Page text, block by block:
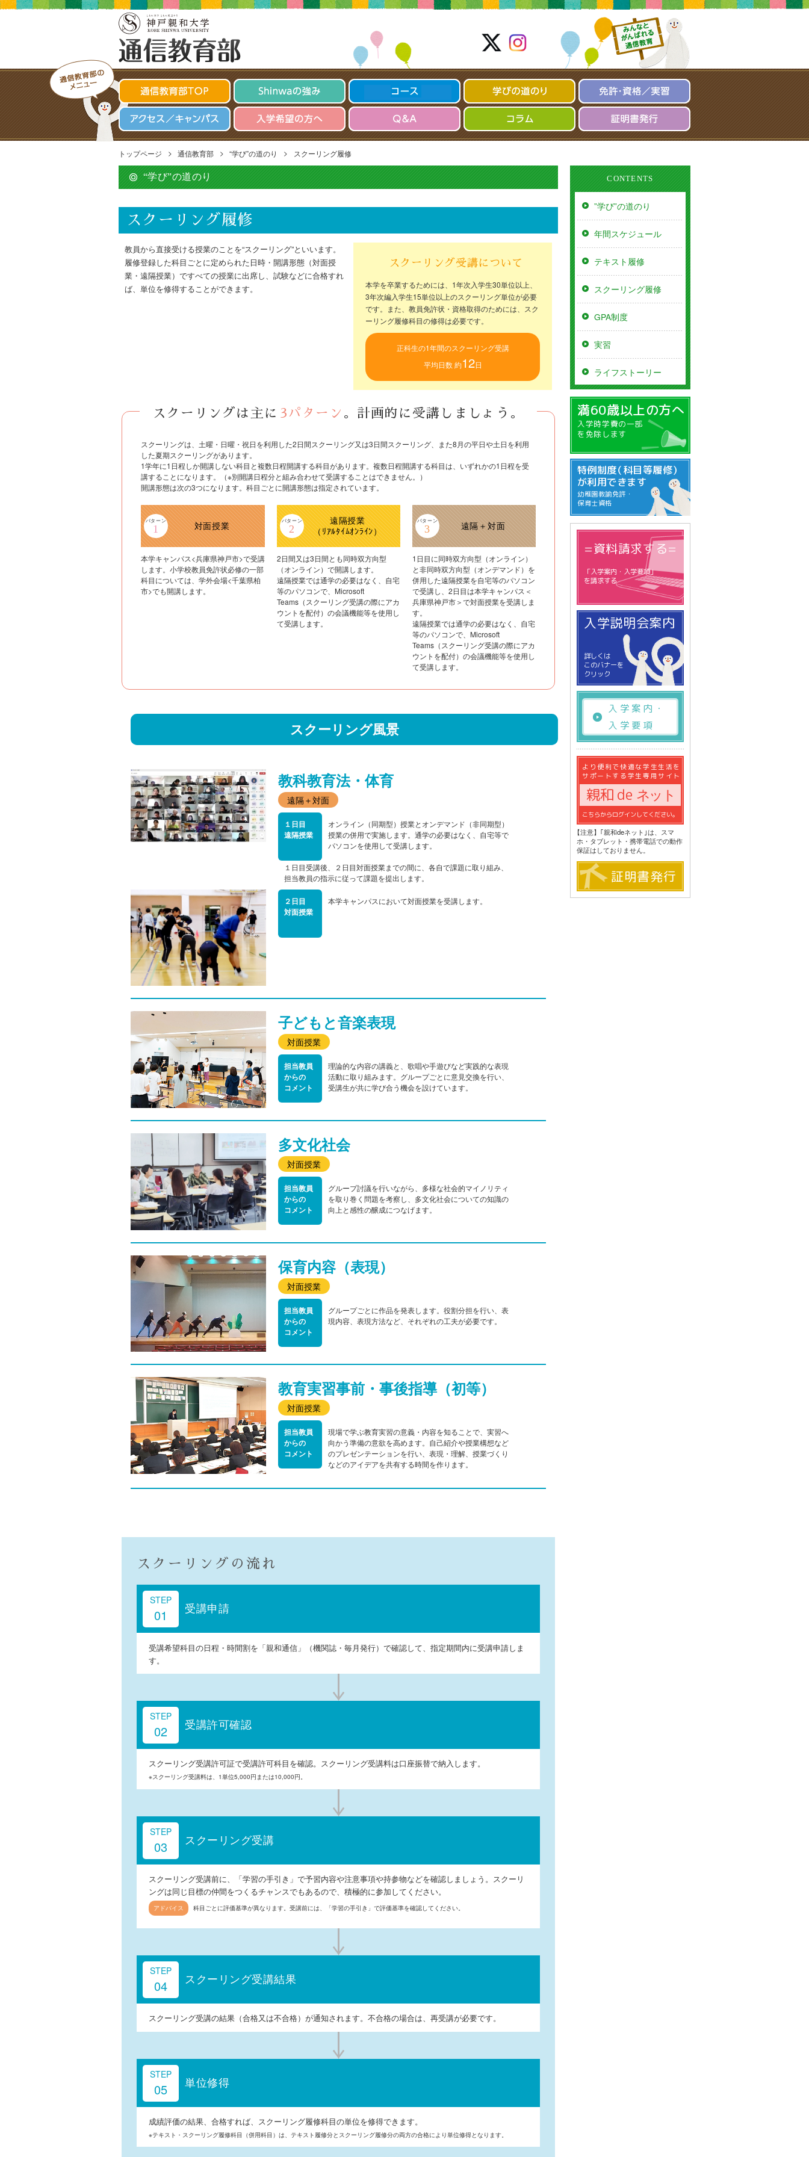
通信教育部 児童教育学科 男女共学
みんなとがんばれる通信教育
通信教育部のメニュー
通
教
部
TOP
Shinwa
強
コ
ス
“学
道
り
免
資
／
実
ア
セ
／
キ
ン
入
希
の
方
Q
A
コ
ム
証
書
トップページ > 通信教育部 > “学び”の道のり > スクーリング履修
“学び”の道のり
スクーリング履修
教員から直接受ける授業のことを“スクーリング”といいます。
履修登録した科目ごとに定められた日時・開講形態（対面授
業・遠隔授業）ですべての授業に出席し、試験などに合格すれ
ば、単位を修得することができます。
スクーリング受講について
本学を卒業するためには、1年次入学生30単位以上、
3年次編入学生15単位以上のスクーリング単位が必要
です。また、教員免許状・資格取得のためには、スク
ーリング履修科目の修得は必要です。
正科生の1年間のスクーリング受講
平均日数 約12日
スクーリングは主に 3パターン 。計画的に受講しましょう。
スクーリングは、土曜・日曜・祝日を利用した2日間スクーリング又は3日間スクーリング、また8月の平日や土日を利用
した夏期スクーリングがあります。
1学年に1日程しか開講しない科目と複数日程開講する科目があります。複数日程開講する科目は、いずれかの1日程を受
講することになります。（※別開講日程分と組み合わせて受講することはできません。）
開講形態は次の3つになります。科目ごとに開講形態は指定されています。
対面授業
本学キャンパス<兵庫県神戸市>で受講
します。小学校教員免許状必修の一部
科目については、学外会場<千葉県柏
市>でも開講します。
遠隔授業
（ﾘｱﾙﾀｲﾑｵﾝﾗｲﾝ）
2日間又は3日間とも同時双方向型
（オンライン）で開講します。
遠隔授業では通学の必要はなく、自宅
等のパソコンで、Microsoft
Teams（スクーリング受講の際にアカ
ウントを配付）の会議機能等を使用し
て受講します。
遠隔＋対面
1日目に同時双方向型（オンライン）
と非同時双方向型（オンデマンド）を
併用した遠隔授業を自宅等のパソコン
で受講し、2日目は本学キャンパス＜
兵庫県神戸市＞で対面授業を受講しま
す。
遠隔授業では通学の必要はなく、自宅
等のパソコンで、Microsoft
Teams（スクーリング受講の際にアカ
ウントを配付）の会議機能等を使用し
て受講します。
スクーリング風景
教科教育法・体育
遠隔＋対面
１日目
遠隔授業
オンライン（同期型）授業とオンデマンド（非同期型）
授業の併用で実施します。通学の必要はなく、自宅等で
パソコンを使用して受講します。
１日目受講後、２日目対面授業までの間に、各自で課題に取り組み、
担当教員の指示に従って課題を提出します。
２日目
対面授業
本学キャンパスにおいて対面授業を受講します。
子どもと音楽表現
対面授業
担当教員
からの
コメント
理論的な内容の講義と、歌唱や手遊びなど実践的な表現
活動に取り組みます。グループごとに意見交換を行い、
受講生が共に学び合う機会を設けています。
多文化社会
対面授業
担当教員
からの
コメント
グループ討議を行いながら、多様な社会的マイノリティ
を取り巻く問題を考察し、多文化社会についての知識の
向上と感性の醸成につなげます。
保育内容（表現）
対面授業
担当教員
からの
コメント
グループごとに作品を発表します。役割分担を行い、表
現内容、表現方法など、それぞれの工夫が必要です。
教育実習事前・事後指導（初等）
対面授業
担当教員
からの
コメント
現場で学ぶ教育実習の意義・内容を知ることで、実習へ
向かう準備の意欲を高めます。自己紹介や授業構想など
のプレゼンテーションを行い、表現・理解、授業づくり
などのアイデアを共有する時間を作ります。
スクーリングの流れ
STEP
01 受講申請
受講希望科目の日程・時間割を「親和通信」（機関誌・毎月発行）で確認して、指定期間内に受講申請しま
す。
STEP
02 受講許可確認
スクーリング受講許可証で受講許可科目を確認。スクーリング受講料は口座振替で納入します。
※スクーリング受講料は、1単位5,000円または10,000円。
STEP
03 スクーリング受講
スクーリング受講前に、「学習の手引き」で予習内容や注意事項や持参物などを確認しましょう。スクーリ
ングは同じ目標の仲間をつくるチャンスでもあるので、積極的に参加してください。
科目ごとに評価基準が異なります。受講前には、「学習の手引き」で評価基準を確認してください。
STEP
04 スクーリング受講結果
スクーリング受講の結果（合格又は不合格）が通知されます。不合格の場合は、再受講が必要です。
STEP
05 単位修得
成績評価の結果、合格すれば、スクーリング履修科目の単位を修得できます。
※テキスト・スクーリング履修科目（併用科目）は、テキスト履修分とスクーリング履修分の両方の合格により単位修得となります。
CONTENTS
”学び”の道のり
年間スケジュール
テキスト履修
スクーリング履修
GPA制度
実習
ライフストーリー
満60歳以上の方へ
入学時学費の一部
を免除します
特例制度（科目等履修）
が利用できます
幼稚園教諭免許・
保育士資格
=資料請求する=
「入学案内・入学要項」
を請求する
入学説明会案内
詳しくは
このバナーを
クリック
入学案内・
入学要項
より便利で快適な学生生活を
サポートする学生専用サイト
親和 de ネット
こちらからログインしてください。
【注意】｢親和deネット｣は、スマ
ホ・タブレット・携帯電話での動作
保証はしておりません。
証明書発行
ひ
生
SHINWA
通信教育部のメニュー
通信教育部TOP
Shinwaの強み
コース
入学希望の方へ
アクセス／キャンパス
卒業生・在学生の方へ
デジタルパンフレット
資料請求する
親和deネット
サイトポリシー
プライバシーポリシー
リンク 附属親和幼稚園
学校法人親和学園